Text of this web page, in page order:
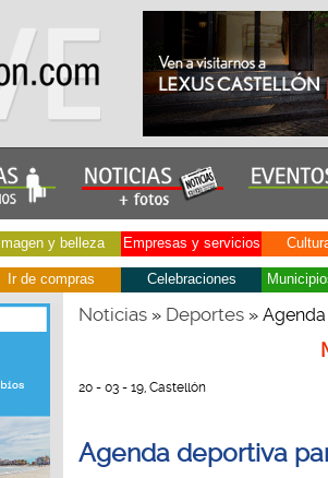
Imagen y belleza Empresas y servicios
Ir de compras Celebraciones
Noticias» Deportes» Agenda
20 - 03 - 19, Castellón
Agenda deportiva